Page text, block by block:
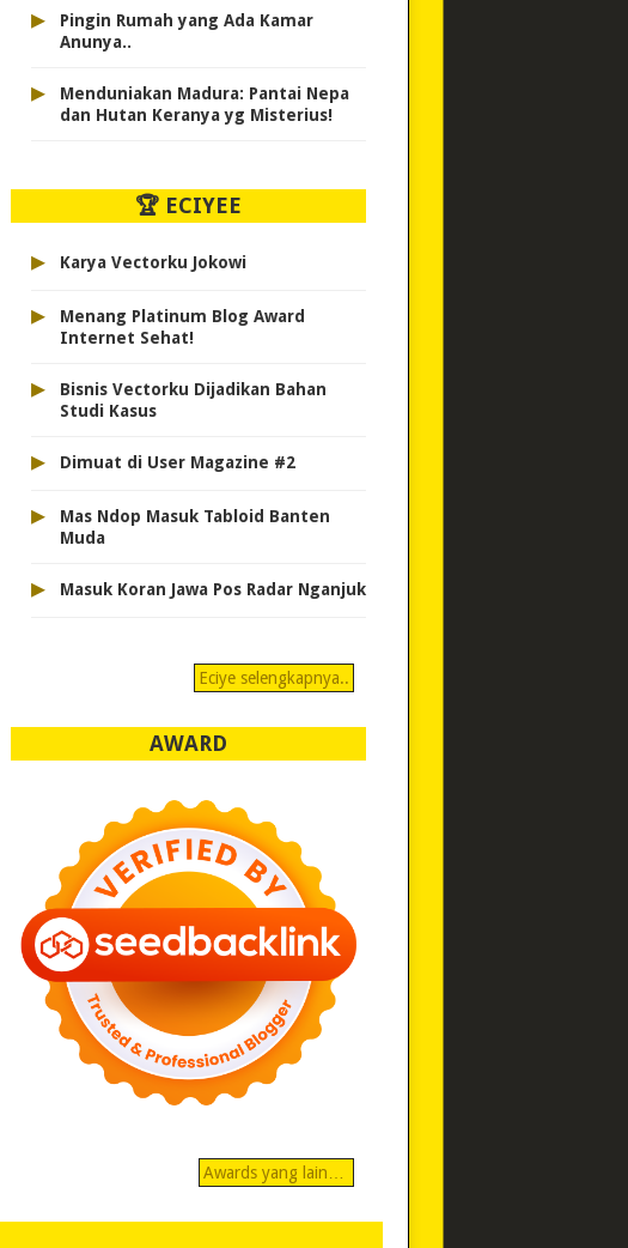
▸
Pingin Rumah yang Ada Kamar
Anunya..
▸
Menduniakan Madura: Pantai Nepa
dan Hutan Keranya yg Misterius!
🏆 ECIYEE
▸ Karya Vectorku Jokowi
▸
Menang Platinum Blog Award
Internet Sehat!
▸
Bisnis Vectorku Dijadikan Bahan
Studi Kasus
▸ Dimuat di User Magazine #2
▸
Mas Ndop Masuk Tabloid Banten
Muda
▸ Masuk Koran Jawa Pos Radar Nganjuk
Eciye selengkapnya..
AWARD
Awards yang lain…